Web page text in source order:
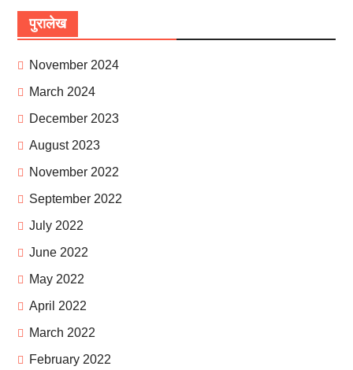
पुरालेख
November 2024
March 2024
December 2023
August 2023
November 2022
September 2022
July 2022
June 2022
May 2022
April 2022
March 2022
February 2022